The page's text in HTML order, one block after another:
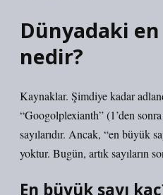
Dünyadaki en
nedir?
Kaynaklar. Şimdiye kadar
“Googolplexianth” (1’den
sayılarıdır. Ancak, “en büyük
yoktur. Bugün, artık sayıların
En büyük sayı